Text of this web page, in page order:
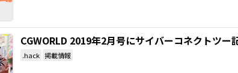
CGWORLD 2019年2月号にサイバーコネクトツー
.hack 掲載情報